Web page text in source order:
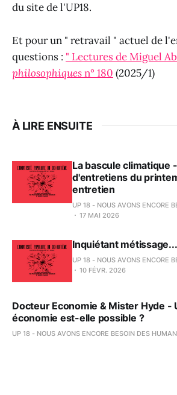
du site de l'UP18.
Et pour un " retravail " actuel de
questions : " Lectures de Miguel
philosophiquesn° 180 (2025/1)
À LIRE ENSUITE
La bascule climatique
d'entretiens du
entretien
UP 18 - NOUS AVONS ENCORE
17 MAI 2026
Inquiétant métissage...
UP 18 - NOUS AVONS ENCORE
10 FÉVR. 2026
Docteur Economie & Mister Hyde -
économie est-elle possible ?
UP 18 - NOUS AVONS ENCORE BESOIN DES